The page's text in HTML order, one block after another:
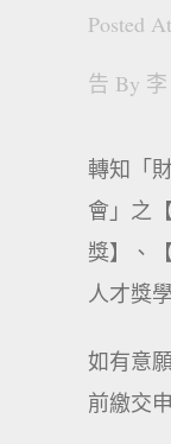
Posted
告 By
轉知「
會」之
獎】、
人才獎
如有意
前繳交